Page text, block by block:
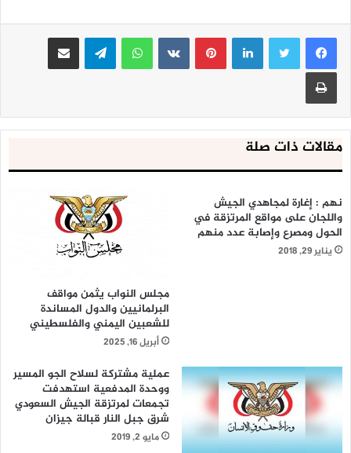
لينكدإنبينتيريست واتساب تيلقرام مشاركة عبر البريد
طباعة
مقالات ذات صلة
نهم : إغارة لمجاهدي الجيش
واللجان على مواقع المرتزقة في
الحول ومصرع وإصابة عدد منهم
يناير 29, 2018
مجلس النواب يثمن مواقف
البرلمانيين والدول المساندة
للشعبين اليمني والفلسطيني
أبريل 16, 2025
عملية مشتركة لسلاح الجو المسير
ووحدة المدفعية استهدفت
تجمعات لمرتزقة الجيش السعودي
شرق جبل النار قبالة جيزان
مايو 2, 2019